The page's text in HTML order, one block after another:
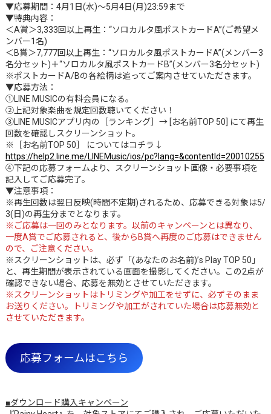
▼応募期間：4月1日(水)～5月4日(月)23:59まで
▼特典内容：
＜A賞＞3,333回以上再生：“ソロカルタ風ポストカードA”(ご希望メ
ンバー1名)
＜B賞＞7,777回以上再生：“ソロカルタ風ポストカードA”(メンバー3
名分セット)＋“ソロカルタ風ポストカードB”(メンバー3名分セット)
※ポストカードA/Bの各絵柄は追ってご案内させていただきます。
▼応募方法：
①LINE MUSICの有料会員になる。
②上記対象楽曲を規定回数聴いてください！
③LINE MUSICアプリ内の［ランキング］→ [お名前TOP 50] にて再生
回数を確認しスクリーンショット。
※［お名前TOP 50］ についてはコチラ↓
https://help2.line.me/LINEMusic/ios/pc?lang=&contentId=20010255
④下記の応募フォームより、スクリーンショット画像・必要事項を
記入してご応募完了。
▼注意事項：
※再生回数は翌日反映(時間不定期)されるため、応募できる対象は5/
3(日)の再生分までとなります。
※ご応募は一回のみとなります。以前のキャンペーンとは異なり、
一度A賞でご応募されると、後からB賞へ再度のご応募はできません
ので、ご注意ください。
※スクリーンショットは、必ず「(あなたのお名前)’s Play TOP 50」
と、再生期間が表示されている画面を撮影してください。この2点が
確認できない場合、応募を無効とさせていただきます。
※スクリーンショットはトリミングや加工をせずに、必ずそのまま
お送りください。トリミングや加工がされていた場合は応募無効と
させていただきます。
応募フォームはこちら
■ダウンロード購入キャンペーン